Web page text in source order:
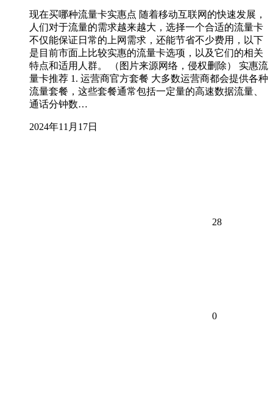
现在买哪种流量卡实惠点 随着移动互联网的快速发展，
人们对于流量的需求越来越大，选择一个合适的流量卡
不仅能保证日常的上网需求，还能节省不少费用，以下
是目前市面上比较实惠的流量卡选项，以及它们的相关
特点和适用人群。 （图片来源网络，侵权删除） 实惠流
量卡推荐 1. 运营商官方套餐 大多数运营商都会提供各种
流量套餐，这些套餐通常包括一定量的高速数据流量、
通话分钟数…
2024年11月17日
28
0